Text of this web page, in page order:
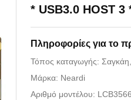
* USB3.0 HOST 3
Πληροφορίες για το
Τόπος καταγωγής:
Μάρκα: Neardi
Αριθμό μοντέλου: LCB3566